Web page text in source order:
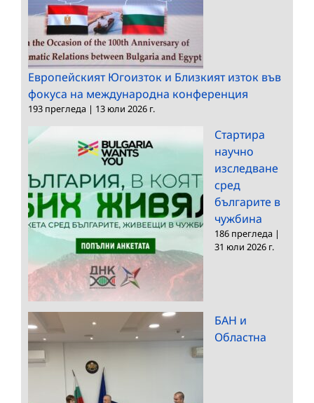
Европейският Югоизток и Близкият изток във
фокуса на международна конференция
193 прегледа | 13 юли 2026 г.
Стартира
научно
изследване
сред
българите в
чужбина
186 прегледа |
31 юли 2026 г.
БАН и
Областна